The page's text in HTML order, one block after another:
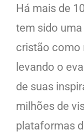
Há mais de
tem sido
cristão como
levando o
de suas
milhões de
plataformas